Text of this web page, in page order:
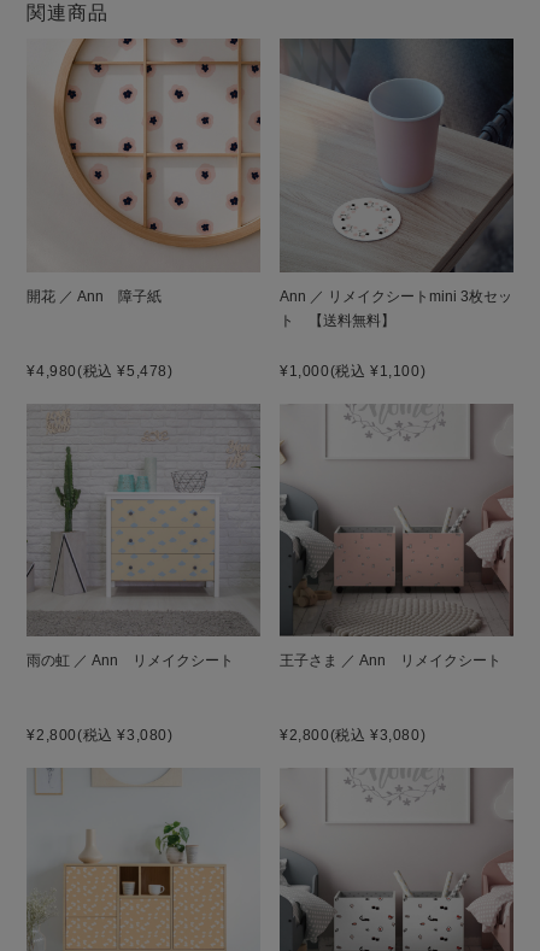
関連商品
開花 ／ Ann 障子紙
¥4,980(税込 ¥5,478)
Ann ／ リメイクシートmini 3枚セッ
ト 【送料無料】
¥1,000(税込 ¥1,100)
雨の虹 ／ Ann リメイクシート
¥2,800(税込 ¥3,080)
王子さま ／ Ann リメイクシート
¥2,800(税込 ¥3,080)